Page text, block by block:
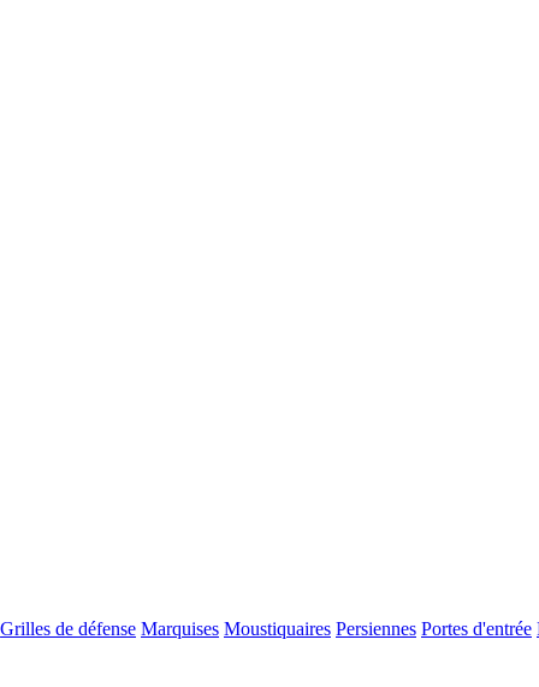
Grilles de défense Marquises Moustiquaires Persiennes Portes d'entrée